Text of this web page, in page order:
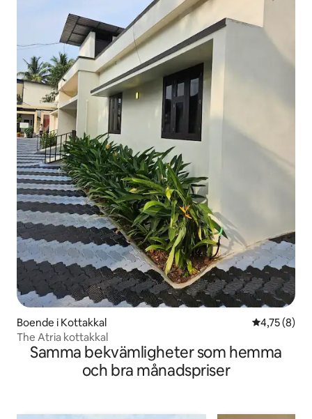
Boende i Kottakkal 4,75 av 5 i
4,75 (8)
The Atria kottakkal
Samma bekvämligheter som hemma
och bra månadspriser